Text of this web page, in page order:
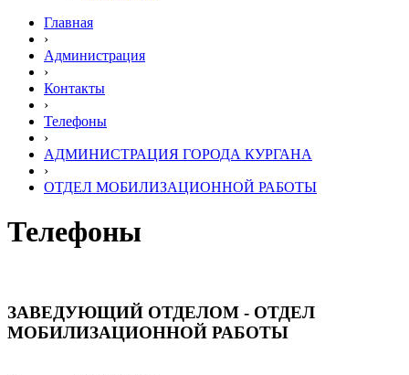
Главная
›
Администрация
›
Контакты
›
Телефоны
›
АДМИНИСТРАЦИЯ ГОРОДА КУРГАНА
›
ОТДЕЛ МОБИЛИЗАЦИОННОЙ РАБОТЫ
Телефоны
ЗАВЕДУЮЩИЙ ОТДЕЛОМ - ОТДЕЛ
МОБИЛИЗАЦИОННОЙ РАБОТЫ